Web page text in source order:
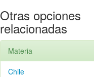
Otras opciones
relacionadas
Materia
Chile